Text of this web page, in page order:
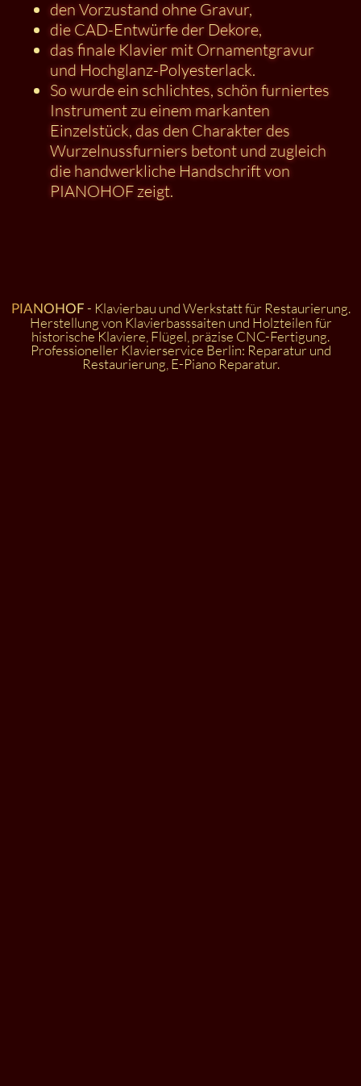
den Vorzustand ohne Gravur,
die CAD-Entwürfe der Dekore,
das finale Klavier mit Ornamentgravur
und Hochglanz-Polyesterlack.
So wurde ein schlichtes, schön furniertes
Instrument zu einem markanten
Einzelstück, das den Charakter des
Wurzelnussfurniers betont und zugleich
die handwerkliche Handschrift von
PIANOHOF zeigt.